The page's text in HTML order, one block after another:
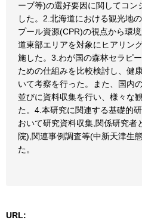
ーブ等)の選好要因に関してコン
した。2.北海道における観光地
プール資源(CPR)の視点から環
道東部エリアを対象にヒアリン
施した。3.わが国の森林セラピ
ための仕組みを比較検討し、健
いて考察を行った。また、国内
並びに資料収集を行い、様々な
た。4.本研究に関連する基礎的
おいて研究資料収集,関係研究者
院),関連事例調査等(中新天津生
た。
URL: